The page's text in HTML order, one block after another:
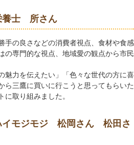
養士 所さん
手の良さなどの消費者視点、食材や食感
の専門的な視点、地域愛の観点から市民
魅力を伝えたい」「色々な世代の方に喜
ら三鷹に買いに行こうと思ってもらいた
取り組みました。
イモジモジ 松岡さん 松田さ